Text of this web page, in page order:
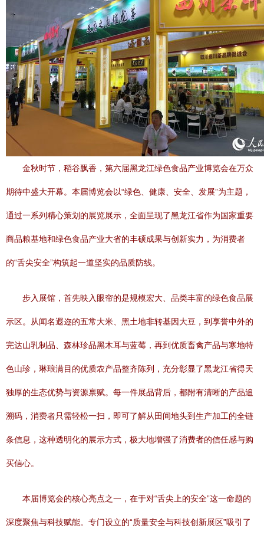
金秋时节，稻谷飘香，第六届黑龙江绿色食品产业博览会在万众
期待中盛大开幕。本届博览会以“绿色、健康、安全、发展”为主题，
通过一系列精心策划的展览展示，全面呈现了黑龙江省作为国家重要
商品粮基地和绿色食品产业大省的丰硕成果与创新实力，为消费者
的“舌尖安全”构筑起一道坚实的品质防线。
步入展馆，首先映入眼帘的是规模宏大、品类丰富的绿色食品展
示区。从闻名遐迩的五常大米、黑土地非转基因大豆，到享誉中外的
完达山乳制品、森林珍品黑木耳与蓝莓，再到优质畜禽产品与寒地特
色山珍，琳琅满目的优质农产品整齐陈列，充分彰显了黑龙江省得天
独厚的生态优势与资源禀赋。每一件展品背后，都附有清晰的产品追
溯码，消费者只需轻松一扫，即可了解从田间地头到生产加工的全链
条信息，这种透明化的展示方式，极大地增强了消费者的信任感与购
买信心。
本届博览会的核心亮点之一，在于对“舌尖上的安全”这一命题的
深度聚焦与科技赋能。专门设立的“质量安全与科技创新展区”吸引了